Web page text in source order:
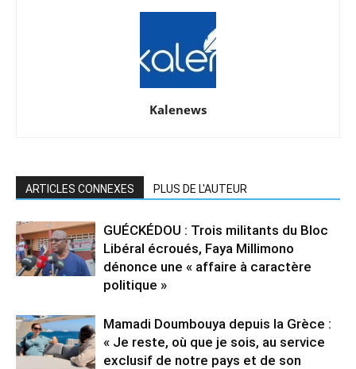
Kalenews
ARTICLES CONNEXES PLUS DE L'AUTEUR
GUÉCKÉDOU : Trois militants du Bloc
Libéral écroués, Faya Millimono
dénonce une « affaire à caractère
politique »
Mamadi Doumbouya depuis la Grèce :
« Je reste, où que je sois, au service
exclusif de notre pays et de son